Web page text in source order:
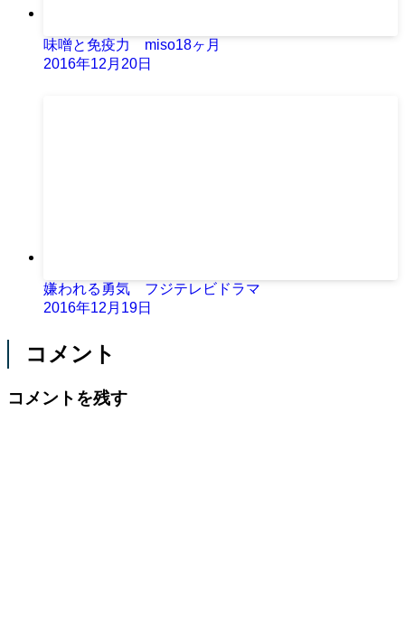
味噌と免疫力 miso18ヶ月
2016年12月20日
嫌われる勇気 フジテレビドラマ
2016年12月19日
コメント
コメントを残す